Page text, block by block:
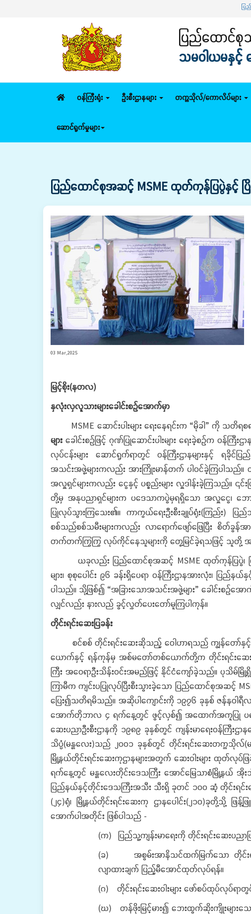
ပြည်ထောင်စုဝန်က
ပြည်ထောင်စု
သမဝါယမနှင့်
ဝန်ကြီးရုံး ဦးစီးဌာနများ တက္ကသိုလ်/ကောလိပ်များ
ဆောင်ရွက်မှုများ
ပြည်ထောင်စုအဆင့် MSME ထုတ်ကုန်ပြပွဲနှင့်
03 Mar,2025
မြင့်စိုး(နတလ)
နှလုံးလှလူသားများခေါင်းစဉ်အောက်မှာ
MSME ဆောင်းပါးများ ရေးနေရင်းက “မိုခါ” ကို သတိရစ
များခေါင်းစဉ်ဖြင့် ဂုဏ်ပြုဆောင်းပါးများ ရေးခဲ့စဉ်က ဝန်
လုပ်ငန်းများ ဆောင်ရွက်ရာတွင် ဝန်ကြီးဌာနများနှင့် ရခိုင်
အသင်းအဖွဲ့များကလည်း အားကြိုးမာန်တက် ပါဝင်ခဲ့ကြပါသည်။
အလှူရှင်များကလည်း ငွေနှင့် ပစ္စည်းများ လှူဒါန်းခဲ့ကြသည်။
တို့မှ အနုပညာရှင်များက ပဒေသာကပွဲမှရရှိသော အလှူငွေ၊ ဘော
ပြုလုပ်သွားကြသေး၏။ ကာကွယ်ရေးဦးစီးချုပ်ရုံး(ကြည်း
စစ်သည်စစ်သမီးများကလည်း လာရောက်ဖျော်ဖြေပြီး စိတ်ခွ
တက်တက်ကြွကြွ လုပ်ကိုင်နေသူများကို တွေ့မြင်ခဲ့ရသဖြင့် သူတို့ အား
ယခုလည်း ပြည်ထောင်စုအဆင့် MSME ထုတ်ကုန်ပြပွဲ၊ ပြိုင်ပွဲက
များ၊ စုစုပေါင်း ၉၆ ခန်းရှိပေရာ ဝန်ကြီးဌာနအားလုံး၊ ပ
ပါသည်။ သို့ဖြစ်၍ “အခြားသောအသင်းအဖွဲ့များ” ခေါင်းစဉ်အ
လျှင်လည်း နားလည် ခွင့်လွှတ်ပေးတော်မူကြပါကုန်။
တိုင်းရင်းဆေးပြခန်း
စင်စစ် တိုင်းရင်းဆေးဆိုသည့် ဝေါဟာရသည် ကျွန်တော်နှင့် သိ
ယောက်နှင့် ရန်ကုန်မှ အစ်မတော်တစ်ယောက်တို့က တိုင်းရင်းဆေး
ကြီး အဝေရာဦးသိန်းဝင်းအမည်ဖြင့် နိုင်ငံကျော်ခဲ့သည်။ ပုသိမ်
ကြာမီက ကျင်းပပြုလုပ်ပြီးစီးသွားခဲ့သော ပြည်ထောင်စုအဆင့်
ပြေး၍သတိရမိသည်။ အဆိုပါကျောင်းကို ၁၉၇၆ ခုနှစ် ဇန်နဝါ
အောက်တိုဘာလ ၄ ရက်နေ့တွင် ဖွင့်လှစ်၍ အထောက်အကူပြု ပရဆေ
ဆေးပညာဦးစီးဌာနကို ၁၉၈၉ ခုနှစ်တွင် ကျန်းမာရေးဝန်ကြီးဌ
သိပ္ပံ(မန္တလေး)သည် ၂၀၀၁ ခုနှစ်တွင် တိုင်းရင်းဆေးတက္ကသိုလ်(
မြို့နယ်တိုင်းရင်းဆေးကုဌာနများအတွက် ဆေးဝါးများ ထုတ်လု
ရက်နေ့တွင် မန္တလေးတိုင်းဒေသကြီး အောင်မြေသာစံမြို့နယ်
ပြည်နယ်နှင့်တိုင်းဒေသကြီးအသီး သီးရှိ ခုတင် ၁၀၀ ဆံ့ တိုင်းရင်း
(၂၄)ရုံ၊ မြို့နယ်တိုင်းရင်းဆေးကု ဌာနပေါင်း(၂၁၀)ခုတို့သို့ ဖြ
အောက်ပါအတိုင်း ဖြစ်ပါသည် -
(က) ပြည်သူ့ကျန်းမာရေးကို တိုင်းရင်းဆေးပညာ
(ခ) အစွမ်းအာနိသင်ထက်မြက်သော တိုင်းရင်
လျာထားချက် ပြည့်မီအောင်ထုတ်လုပ်ရန်။
(ဂ) တိုင်းရင်းဆေးဝါးများ ဖော်စပ်ထုပ်လု
(ဃ) တန်ဖိုးမြင့်မား၍ ဘေးထွက်ဆိုးကျိုးများသ